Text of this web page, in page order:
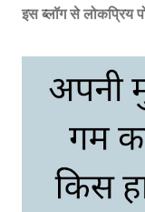
इस ब्लॉग से लोकप्रिय